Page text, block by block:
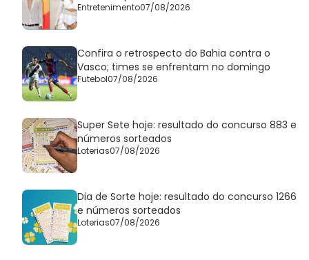
Entretenimento07/08/2026
Confira o retrospecto do Bahia contra o
Vasco; times se enfrentam no domingo
Futebol07/08/2026
Super Sete hoje: resultado do concurso 883 e
números sorteados
Loterias07/08/2026
Dia de Sorte hoje: resultado do concurso 1266
e números sorteados
Loterias07/08/2026